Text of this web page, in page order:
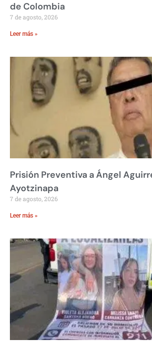
de Colombia
7 de agosto, 2026
Leer más »
Prisión Preventiva a Ángel
Ayotzinapa
7 de agosto, 2026
Leer más »